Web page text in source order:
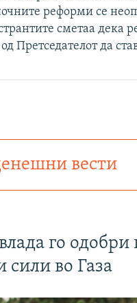
реформи се
сметаа дека
Претседателот да
вести
го
сили во Газа